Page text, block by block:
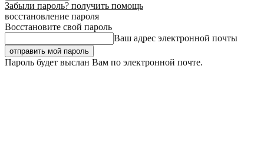
Забыли пароль? получить помощь
восстановление пароля
Восстановите свой пароль
Ваш адрес электронной почты
Пароль будет выслан Вам по электронной почте.